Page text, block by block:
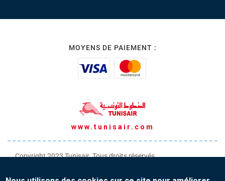
MOYENS DE PAIEMENT :
www.tunisair.com
Copyright 2023 Tunisair. Tous droits réservés